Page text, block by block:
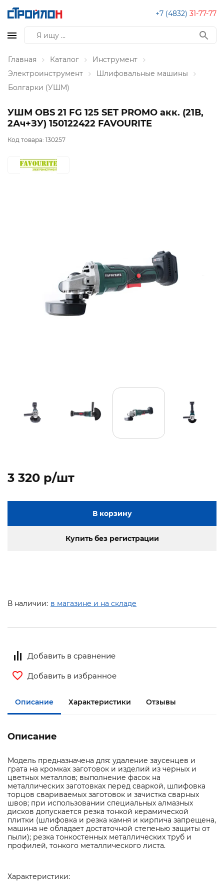
+7 (4832) 31-77-77
Главная Каталог
Инструмент
Электроинструмент
Шлифовальные машины
Болгарки (УШМ)
УШМ OBS 21 FG 125 SET PROMO акк. (21В,
2Ач+ЗУ) 150122422 FAVOURITE
Код товара: 130257
3 320 p/шт
В корзину
Купить без регистрации
В наличии: в магазине и на складе
Добавить в сравнение
Добавить в избранное
Описание Характеристики Отзывы
Описание
Модель предназначена для: удаление заусенцев и
грата на кромках заготовок и изделий из черных и
цветных металлов; выполнение фасок на
металлических заготовках перед сваркой, шлифовка
торцов свариваемых заготовок и зачистка сварных
швов; при использовании специальных алмазных
дисков допускается резка тонкой керамической
плитки (шлифовка и резка камня и кирпича запрещена,
машина не обладает достаточной степенью защиты от
пыли); резка тонкостенных металлических труб и
профилей, тонкого металлического листа.
Характеристики: